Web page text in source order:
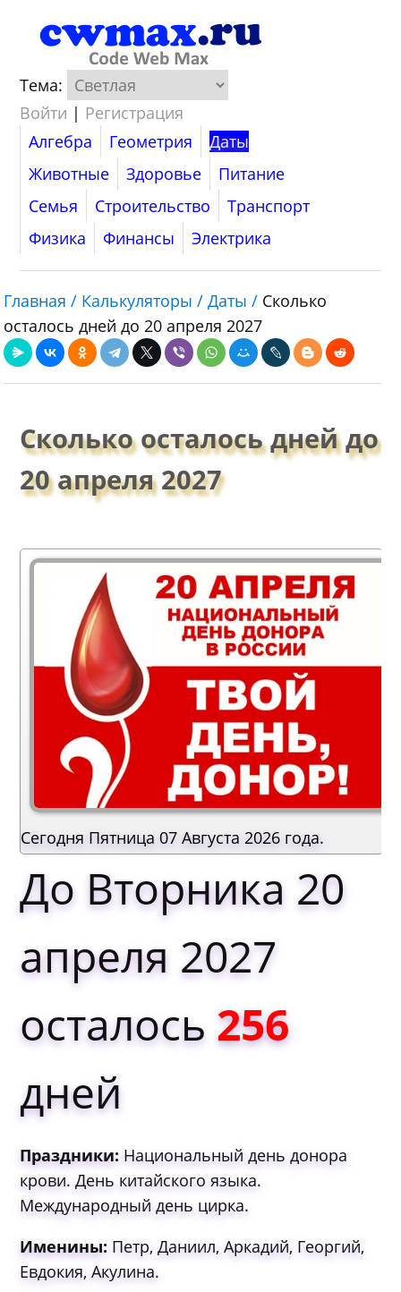
Тема:
Войти | Регистрация
Алгебра
Геометрия
Даты
Животные
Здоровье
Питание
Семья
Строительство
Транспорт
Физика
Финансы Электрика
Главная / Калькуляторы /Даты / Сколько
осталось дней до 20 апреля 2027
Сколько осталось дней до
20 апреля 2027
Сегодня Пятница 07 Августа 2026 года.
До Вторника 20
апреля 2027
осталось 256
дней
Праздники: Национальный день донора
крови. День китайского языка.
Международный день цирка.
Именины: Петр, Даниил, Аркадий, Георгий,
Евдокия, Акулина.